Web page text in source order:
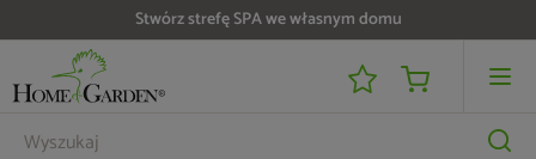
Stwórz strefę SPA we własnym domu